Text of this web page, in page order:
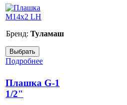
Бренд: Туламаш
Подробнее
Плашка G-1
1/2"